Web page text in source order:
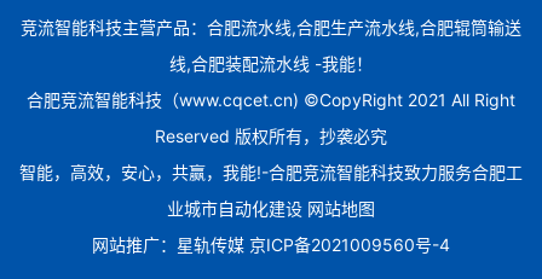
竞流智能科技主营产品：合肥流水线,合肥生产流水线,合肥辊筒输送
线,合肥装配流水线 -我能！
合肥竞流智能科技（www.cqcet.cn) ©CopyRight 2021 All Right
Reserved 版权所有，抄袭必究
智能，高效，安心，共赢，我能!-合肥竞流智能科技致力服务合肥工
业城市自动化建设 网站地图
网站推广： 星轨传媒 京ICP备2021009560号-4